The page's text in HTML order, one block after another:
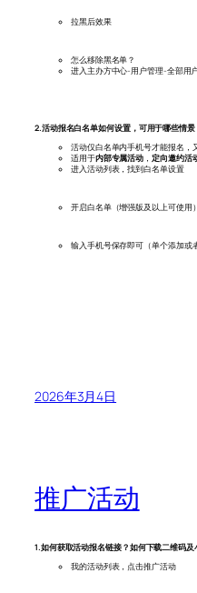
拉黑后效果
怎么移除黑名单？
进入主办方中心-用户管理-全部用
2.活动报名白名单如何设置，可用于哪些情景
活动仅白名单内手机号才能报名，
适用于内部专属活动 ，定向邀约活
进入活动列表，找到白名单设置
开启白名单（增强版及以上可使用）
输入手机号保存即可（单个添加或
2026年3月4日
推广活动
1.如何获取活动报名链接？如何下载二维码及
我的活动列表，点击推广活动